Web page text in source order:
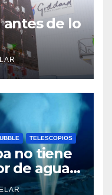
antes de lo
TELESCOPIOS
no tiene
de agua